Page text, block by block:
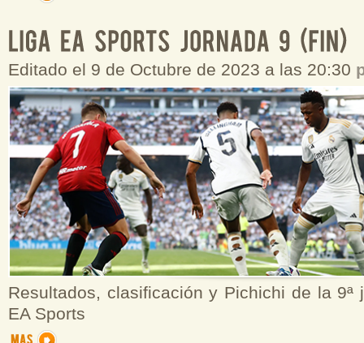
Editado el 9 de Octubre de 2023 a las 20:30
Resultados, clasificación y Pichichi de la 9ª
EA Sports